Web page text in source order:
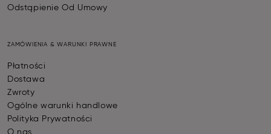
Odstąpienie Od Umowy
ZAMÓWIENIA & WARUNKI PRAWNE
Płatności
Dostawa
Zwroty
Ogólne warunki handlowe
Polityka Prywatności